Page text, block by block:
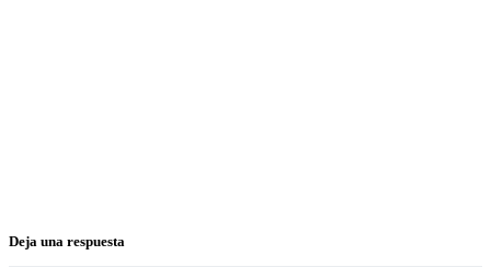
Deja una respuesta